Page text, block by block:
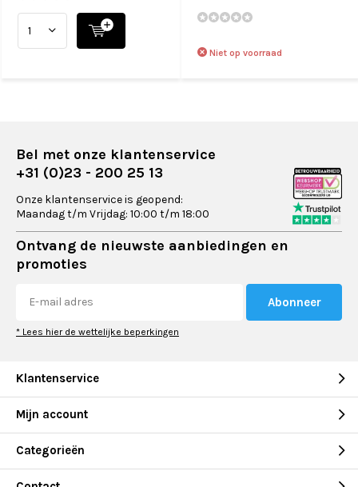
Niet op voorraad
Bel met onze klantenservice
+31 (0)23 - 200 25 13
Onze klantenservice is geopend:
Maandag t/m Vrijdag: 10:00 t/m 18:00
Ontvang de nieuwste aanbiedingen en
promoties
Abonneer
* Lees hier de wettelijke beperkingen
Klantenservice
Mijn account
Categorieën